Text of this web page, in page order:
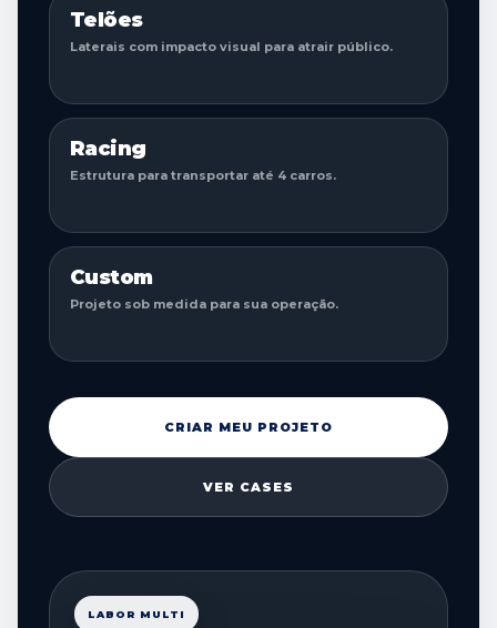
Telões
Laterais com impacto visual para atrair público.
Racing
Estrutura para transportar até 4 carros.
Custom
Projeto sob medida para sua operação.
CRIAR MEU PROJETO
VER CASES
LABOR MULTI